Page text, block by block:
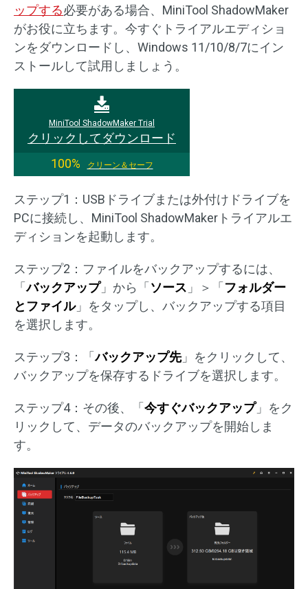
ップする必要がある場合、MiniTool ShadowMaker
がお役に立ちます。今すぐトライアルエディショ
ンをダウンロードし、Windows 11/10/8/7にイン
ストールして試用しましょう。
MiniTool ShadowMaker Trial
クリックしてダウンロード
100%
クリーン＆セーフ
ステップ1：USBドライブまたは外付けドライブを
PCに接続し、MiniTool ShadowMakerトライアルエ
ディションを起動します。
ステップ2：ファイルをバックアップするには、
「バックアップ」から「 ソース 」＞「 フォルダー
とファイル」をタップし、バックアップする項目
を選択します。
ステップ3：「バックアップ先」をクリックして、
バックアップを保存するドライブを選択します。
ステップ4：その後、「 今すぐバックアップ」をク
リックして、データのバックアップを開始しま
す。